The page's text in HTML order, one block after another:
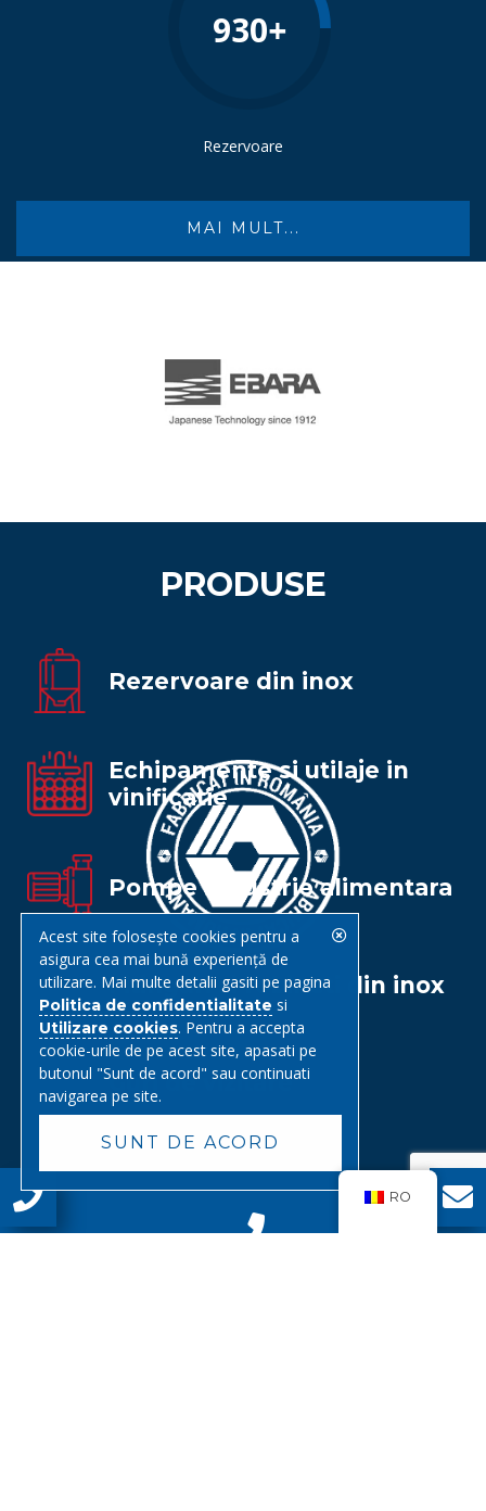
930+
Rezervoare
MAI MULT...
PRODUSE
Rezervoare din inox
Echipamente si utilaje in
vinificatie
Pompe industrie alimentara
Fitinguri si robineti din inox
Guri de vizitare
Acest site folosește cookies pentru a
asigura cea mai bună experiență de
utilizare. Mai multe detalii gasiti pe pagina
Politica de confidentialitate si
Utilizare cookies. Pentru a accepta
cookie-urile de pe acest site, apasati pe
butonul "Sunt de acord" sau continuati
navigarea pe site.
SUNT DE ACORD
RO